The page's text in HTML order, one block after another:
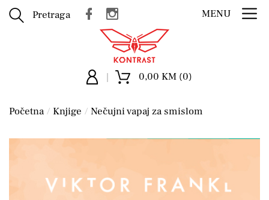
Pretraga MENU
0,00 KM (0)
Početna Knjige Nečujni vapaj za smislom